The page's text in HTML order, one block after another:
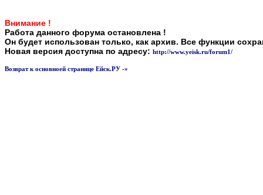
Внимание !
Работа данного форума остановлена !
Он будет использован только, как архив. Все функции
Новая версия доступна по адресу: http://www.yeisk.ru/forum1/
Возврат к основноей странице Ейск.РУ -»